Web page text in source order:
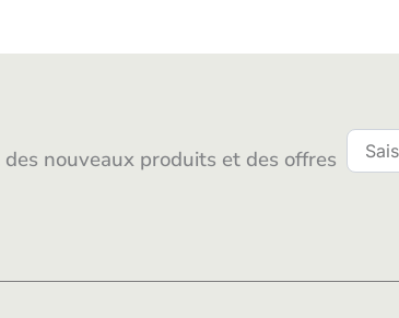
nouveaux produits et des offres